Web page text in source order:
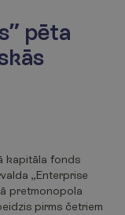
pēta
kapitāla fonds
„Enterprise
pretmonopola
pirms četriem